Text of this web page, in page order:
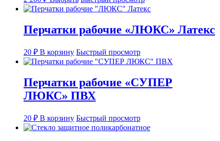
выбрать
странице
товара.
товар
имеет
несколько
вариаций.
можно
выбрать
странице
товара.
Перчатки рабочие «ЛЮКС» Латекс
20 ₽ В корзину Быстрый просмотр
Перчатки рабочие «СУПЕР
ЛЮКС» ПВХ
20 ₽ В корзину Быстрый просмотр